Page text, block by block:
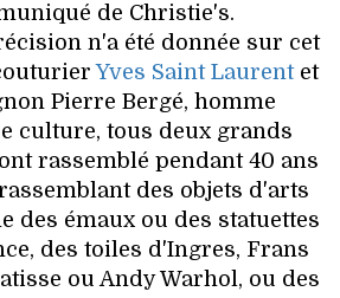
DE RUE
CRÉATEURS
DES MARQUES
DÉCO
& LOISIRS
de Christie's.
n'a été donnée sur cet
Yves Saint Laurentet
Pierre Bergé, homme
culture, tous deux grands
rassemblé pendant 40 ans
des objets d'arts
des émaux ou des statuettes
des toiles d'Ingres, Frans
ou Andy Warhol, ou des